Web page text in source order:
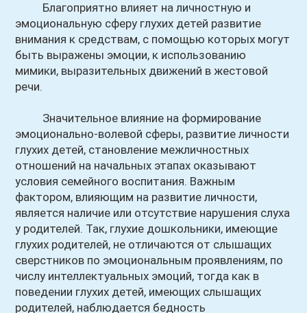
Благоприятно влияет на личностную и
эмоциональную сферу глухих детей развитие
внимания к средствам, с помощью которых могут
быть выражены эмоции, к использованию
мимики, выразительных движений в жестовой
речи.
Значительное влияние на формирование
эмоционально-волевой сферы, развитие личности
глухих детей, становление межличностных
отношений на начальных этапах оказывают
условия семейного воспитания. Важным
фактором, влияющим на развитие личности,
является наличие или отсутствие нарушения слуха
у родителей. Так, глухие дошкольники, имеющие
глухих родителей, не отличаются от слышащих
сверстников по эмоциональным проявлениям, по
числу интеллектуальных эмоций, тогда как в
поведении глухих детей, имеющих слышащих
родителей, наблюдается бедность